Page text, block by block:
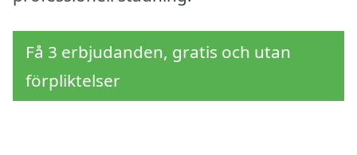
Få 3 erbjudanden, gratis och utan
förpliktelser